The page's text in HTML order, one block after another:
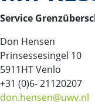
Service
Don Hensen
Prinsessesingel 10
5911HT Venlo
+31 (0)6- 21120207
don.hensen@uwv.nl